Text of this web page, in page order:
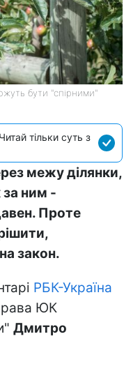
бути "спірними"
тільки суть з
межу ділянки,
за ним -
Проте
закон.
РБК-Україна
ЮК
Дмитро